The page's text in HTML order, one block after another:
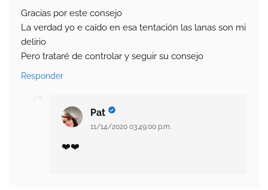
Gracias por este consejo
La verdad yo e caído en esa tentación las lanas son mi
delirio
Pero trataré de controlar y seguir su consejo
Responder
Pat
11/14/2020 03:49:00 p.m.
❤️❤️